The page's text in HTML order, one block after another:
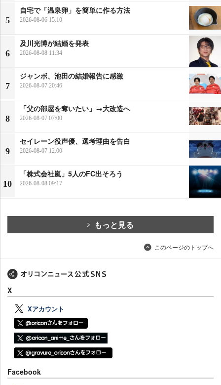
5
自宅で「温泉卵」を簡単に作る方法
2026-08-06 15:10
6
及川光博が結婚を発表
2026-08-08 11:34
7
ジャンボ、池田の結婚報告に感激
2026-08-07 20:46
8
「父の部屋を奪いたい」→大改造へ
2026-08-07 07:00
9
セイレーン役声優、選考理由を告白
2026-08-07 12:00
10
「株式会社嵐」5人のFC出そろう
2026-08-08 09:17
もっと見る
このページのトップへ
X
Xアカウント
Facebook